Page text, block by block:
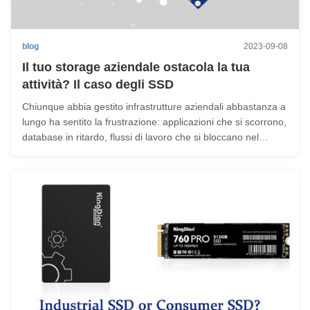
blog 2023-09-08
Il tuo storage aziendale ostacola la tua
attività? Il caso degli SSD
Chiunque abbia gestito infrastrutture aziendali abbastanza a
lungo ha sentito la frustrazione: applicazioni che si scorrono,
database in ritardo, flussi di lavoro che si bloccano nel